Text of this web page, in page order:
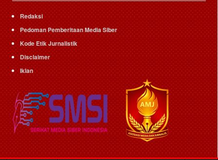
Redaksi
Pedoman Pemberitaan Media Siber
Kode Etik Jurnalistik
Disclaimer
Iklan